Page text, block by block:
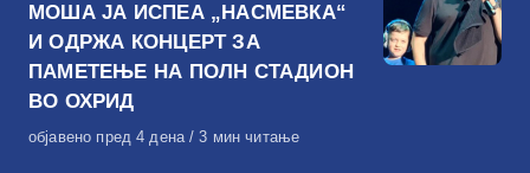
МОША ЈА ИСПЕА „НАСМЕВКА“
И ОДРЖА КОНЦЕРТ ЗА
ПАМЕТЕЊЕ НА ПОЛН СТАДИОН
ВО ОХРИД
Објавено
објавено пред 4 дена 3 мин читање